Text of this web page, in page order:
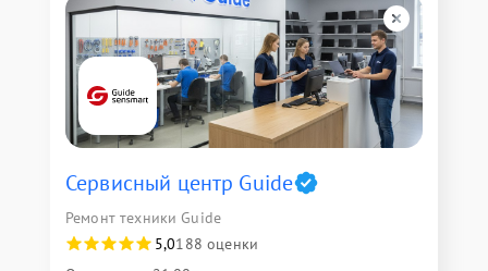
Сервисный центр Guide
Ремонт техники Guide
5,0188 оценки